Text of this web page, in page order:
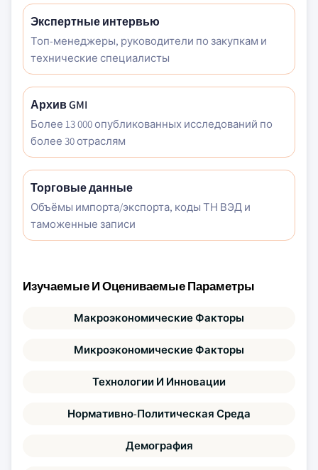
Экспертные интервью
Топ-менеджеры, руководители по закупкам и
технические специалисты
Архив GMI
Более 13 000 опубликованных исследований по
более 30 отраслям
Торговые данные
Объёмы импорта/экспорта, коды ТН ВЭД и
таможенные записи
Изучаемые И Оцениваемые Параметры
Макроэкономические Факторы
Микроэкономические Факторы
Технологии И Инновации
Нормативно-Политическая Среда
Демография